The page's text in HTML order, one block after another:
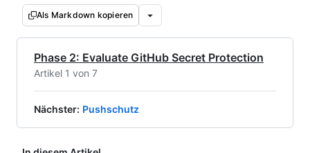
Als Markdown kopieren
Phase 2: Evaluate GitHub Secret Protection
Artikel 1 von 7
Nächster: Pushschutz